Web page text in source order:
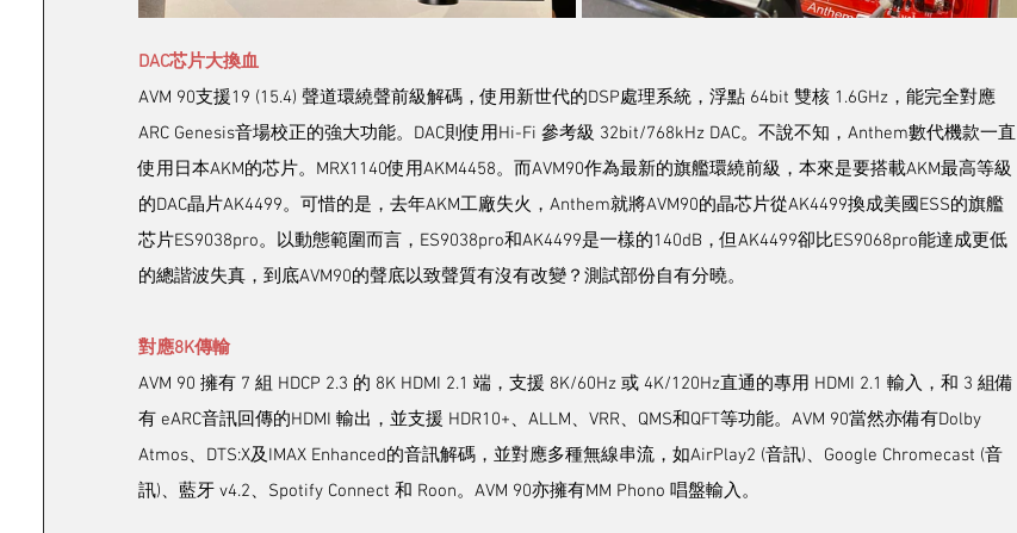
DAC芯片大換血
AVM 90支援19 (15.4) 聲道環繞聲前級解碼，使用新世代的DSP處理系統，浮點 64bit 雙核 1.6GHz，能完全對應
ARC Genesis音場校正的強大功能。DAC則使用Hi-Fi 參考級 32bit/768kHz DAC。不說不知，Anthem數代機款一直
使用日本AKM的芯片。MRX1140使用AKM4458。而AVM90作為最新的旗艦環繞前級，本來是要搭載AKM最高等級
的DAC晶片AK4499。可惜的是，去年AKM工廠失火，Anthem就將AVM90的晶芯片從AK4499換成美國ESS的旗艦
芯片ES9038pro。以動態範圍而言，ES9038pro和AK4499是一樣的140dB，但AK4499卻比ES9068pro能達成更低
的總諧波失真，到底AVM90的聲底以致聲質有沒有改變？測試部份自有分曉。
對應8K傳輸
AVM 90 擁有 7 組 HDCP 2.3 的 8K HDMI 2.1 端，支援 8K/60Hz 或 4K/120Hz直通的專用 HDMI 2.1 輸入，和 3 組備
有 eARC音訊回傳的HDMI 輸出，並支援 HDR10+、ALLM、VRR、QMS和QFT等功能。AVM 90當然亦備有Dolby
Atmos、DTS:X及IMAX Enhanced的音訊解碼，並對應多種無線串流，如AirPlay2 (音訊)、Google Chromecast (音
訊)、藍牙 v4.2、Spotify Connect 和 Roon。AVM 90亦擁有MM Phono 唱盤輸入。